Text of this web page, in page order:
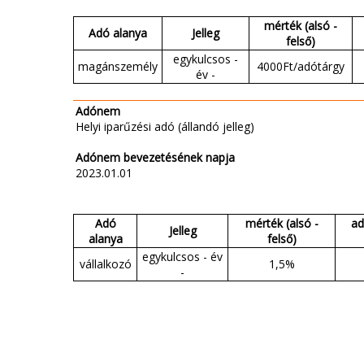
Adó alanya Jelleg
mérték (alsó -
felső)
magánszemély
egykulcsos -
év -
4000Ft/adótárgy
Adónem
Helyi iparűzési adó (állandó jelleg)
Adónem bevezetésének napja
2023.01.01
Adó
alanya
Jelleg
mérték (alsó -
felső)
vállalkozó
egykulcsos - év
-
1,5%